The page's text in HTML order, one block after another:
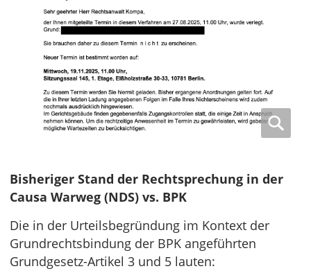
Bisheriger Stand der Rechtsprechung in der
Causa Warweg (NDS) vs. BPK
Die in der Urteilsbegründung im Kontext der
Grundrechtsbindung der BPK angeführten
Grundgesetz-Artikel 3 und 5 lauten: